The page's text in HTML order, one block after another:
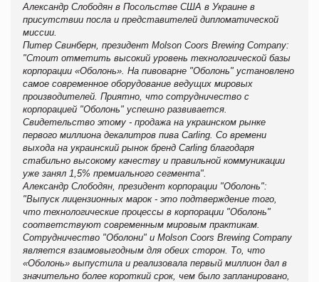
Александр Слободян в Посольстве США в Украине в
присутствии посла и представителей дипломатической
миссии.
Питер Свинберн, президент Molson Coors Brewing Company:
"Стоит отметить высокий уровень технологической базы
корпорации «Оболонь». На пивоварне "Оболонь" установлено
самое современное оборудование ведущих мировых
производителей. Приятно, что сотрудничество с
корпорацией "Оболонь" успешно развивается.
Свидетельство этому - продажа на украинском рынке
первого миллиона декалитров пива Carling. Со времени
выхода на украинский рынок бренд Carling благодаря
стабильно высокому качеству и правильной коммуникации
уже занял 1,5% премиального сегмента".
Александр Слободян, президент корпорации "Оболонь":
"Выпуск лицензионных марок - это подтверждение того,
что технологические процессы в корпорации "Оболонь"
соответствуют современным мировым практикам.
Сотрудничество "Оболони" и Molson Coors Brewing Company
является взаимовыгодным для обеих сторон. То, что
«Оболонь» выпустила и реализовала первый миллион дал в
значительно более короткий срок, чем было запланировано,